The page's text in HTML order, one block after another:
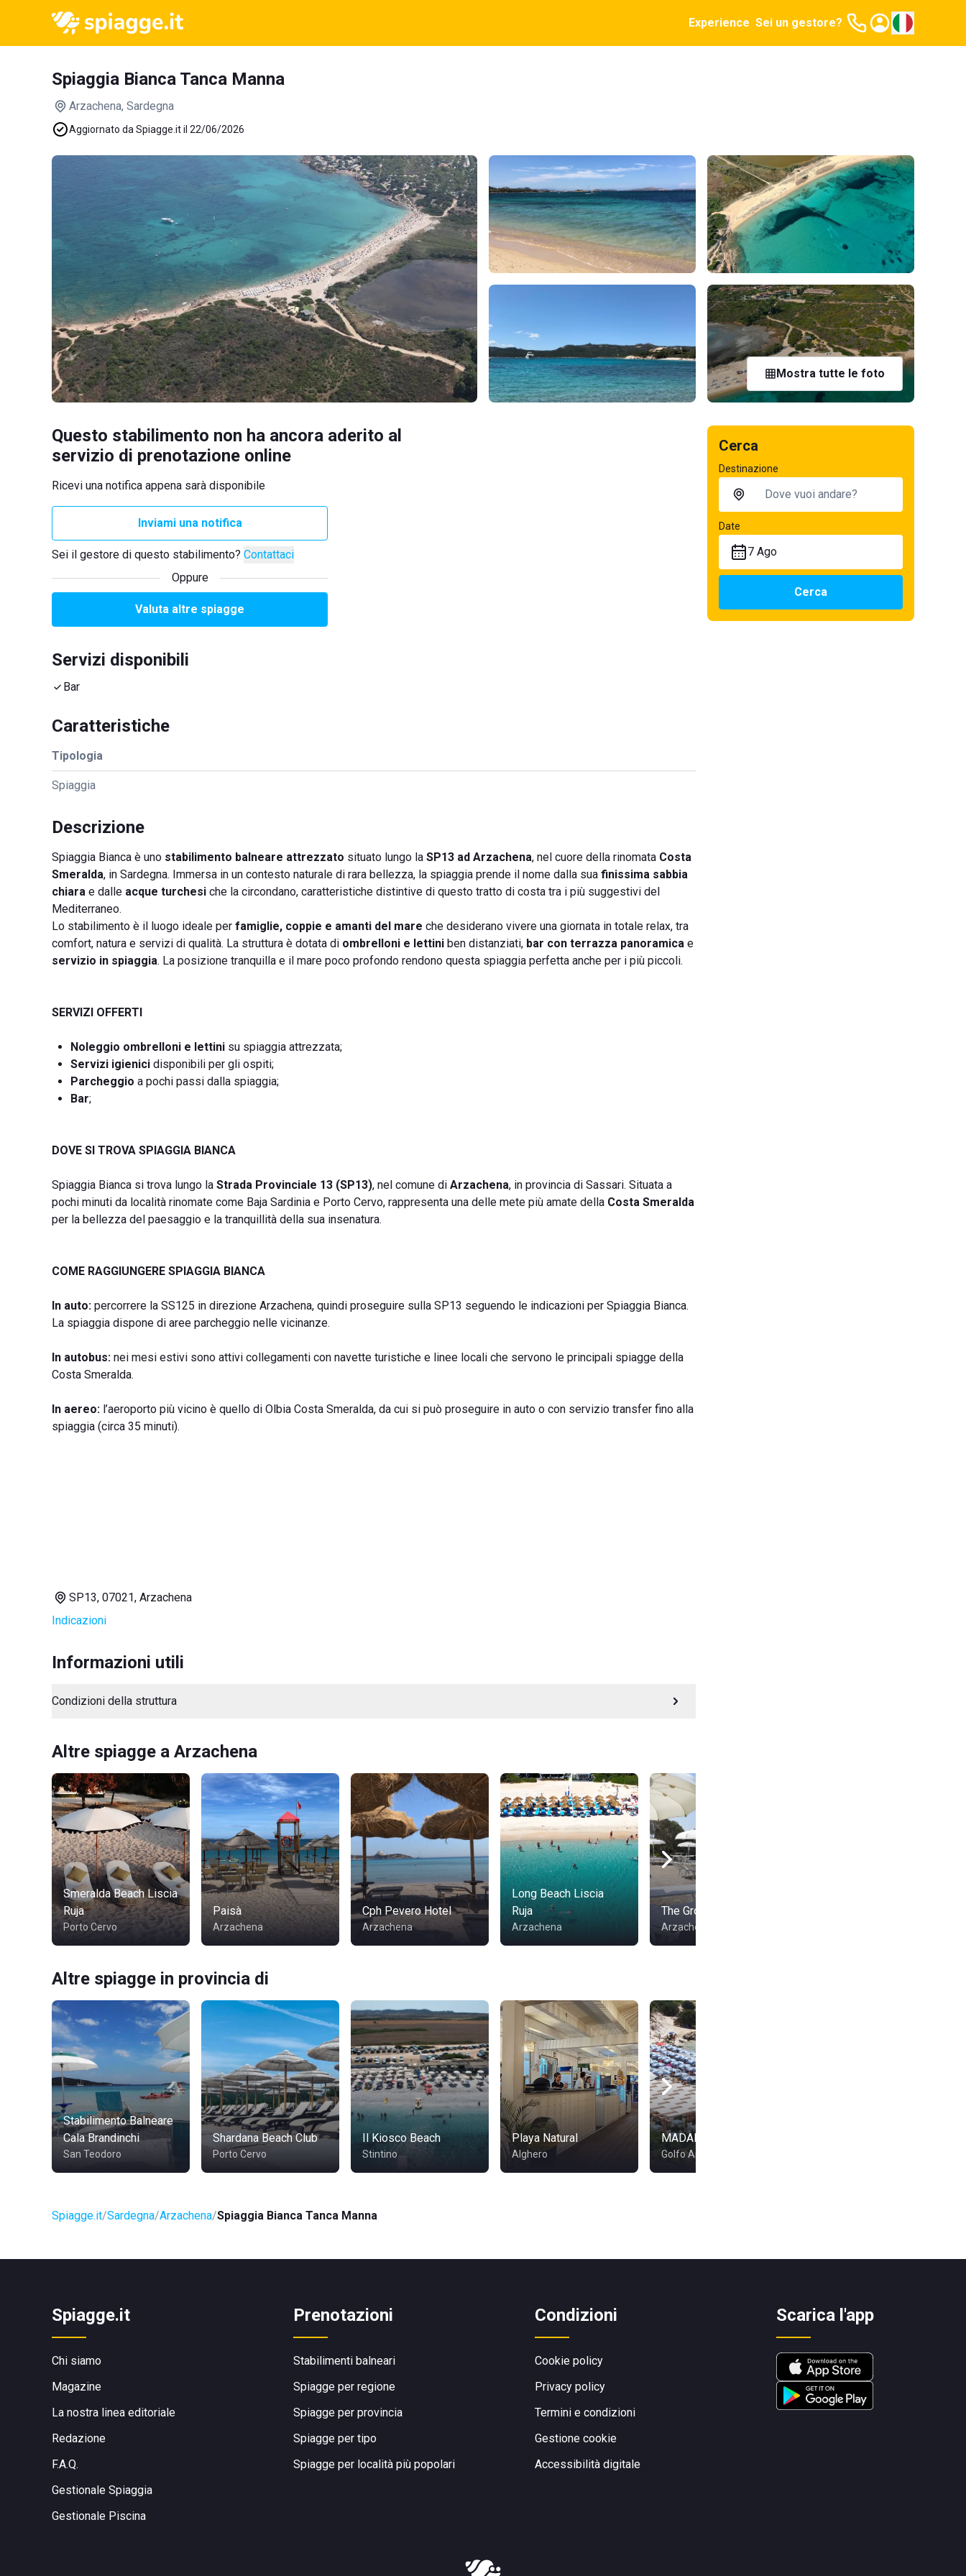
Experience Sei un gestore?
Spiaggia Bianca Tanca Manna
Arzachena, Sardegna
Aggiornato da Spiagge.it il 22/06/2026
Mostra tutte le foto
Questo stabilimento non ha ancora aderito al
servizio di prenotazione online
Ricevi una notifica appena sarà disponibile
Inviami una notifica
Sei il gestore di questo stabilimento? Contattaci
Oppure
Valuta altre spiagge
Servizi disponibili
Bar
Caratteristiche
Tipologia
Spiaggia
Descrizione
Spiaggia Bianca è uno stabilimento balneare attrezzato situato lungo la SP13 ad Arzachena, nel cuore della rinomata Costa
Smeralda, in Sardegna. Immersa in un contesto naturale di rara bellezza, la spiaggia prende il nome dalla sua finissima sabbia
chiara e dalle acque turchesi che la circondano, caratteristiche distintive di questo tratto di costa tra i più suggestivi del
Mediterraneo.
Lo stabilimento è il luogo ideale per famiglie, coppie e amanti del mare che desiderano vivere una giornata in totale relax, tra
comfort, natura e servizi di qualità. La struttura è dotata di ombrelloni e lettini ben distanziati, bar con terrazza panoramica e
servizio in spiaggia. La posizione tranquilla e il mare poco profondo rendono questa spiaggia perfetta anche per i più piccoli.
SERVIZI OFFERTI
Noleggio ombrelloni e lettini su spiaggia attrezzata;
Servizi igienici disponibili per gli ospiti;
Parcheggio a pochi passi dalla spiaggia;
Bar;
DOVE SI TROVA SPIAGGIA BIANCA
Spiaggia Bianca si trova lungo la Strada Provinciale 13 (SP13), nel comune di Arzachena, in provincia di Sassari. Situata a
pochi minuti da località rinomate come Baja Sardinia e Porto Cervo, rappresenta una delle mete più amate della Costa Smeralda
per la bellezza del paesaggio e la tranquillità della sua insenatura.
COME RAGGIUNGERE SPIAGGIA BIANCA
In auto: percorrere la SS125 in direzione Arzachena, quindi proseguire sulla SP13 seguendo le indicazioni per Spiaggia Bianca.
La spiaggia dispone di aree parcheggio nelle vicinanze.
In autobus: nei mesi estivi sono attivi collegamenti con navette turistiche e linee locali che servono le principali spiagge della
Costa Smeralda.
In aereo: l’aeroporto più vicino è quello di Olbia Costa Smeralda, da cui si può proseguire in auto o con servizio transfer fino alla
spiaggia (circa 35 minuti).
SP13, 07021, Arzachena
Indicazioni
Informazioni utili
Condizioni della struttura
Altre spiagge a Arzachena
Smeralda Beach Liscia
Ruja
Porto Cervo
Paisà
Arzachena
Cph Pevero Hotel
Arzachena
Long Beach Liscia
Ruja
Arzachena
The Grove Beach Club
Arzachena
Altre spiagge in provincia di
Stabilimento Balneare
Cala Brandinchi
San Teodoro
Shardana Beach Club
Porto Cervo
Il Kiosco Beach
Stintino
Playa Natural
Alghero
MADALUBE
Golfo Aranci
Spiagge.it Sardegna Arzachena Spiaggia Bianca Tanca Manna
Cerca
Destinazione
Date
7 Ago
Cerca
Spiagge.it
Chi siamo
Magazine
La nostra linea editoriale
Redazione
F.A.Q.
Gestionale Spiaggia
Gestionale Piscina
Prenotazioni
Stabilimenti balneari
Spiagge per regione
Spiagge per provincia
Spiagge per tipo
Spiagge per località più popolari
Condizioni
Cookie policy
Privacy policy
Termini e condizioni
Gestione cookie
Accessibilità digitale
Scarica l'app